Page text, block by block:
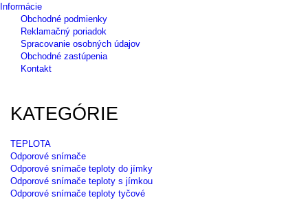
Informácie
Obchodné podmienky
Reklamačný poriadok
Spracovanie osobných údajov
Obchodné zastúpenia
Kontakt
KATEGÓRIE
TEPLOTA
Odporové snímače
Odporové snímače teploty do jímky
Odporové snímače teploty s jímkou
Odporové snímače teploty tyčové